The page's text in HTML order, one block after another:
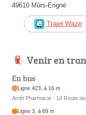
49610 Mûrs-Erigné
Trajet Waze
Venir en
En bus
Ligne 423, à 16 m
Arrêt Pharmacie - 10 Route
Ligne 3, à 69 m